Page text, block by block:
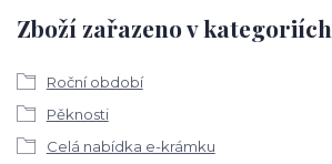
Zboží zařazeno v kategoriích
Roční období
Pěknosti
Celá nabídka e-krámku